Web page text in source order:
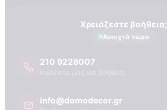
Τεχνογνωσια
Χρειάζεστε βοήθεια;
Ανοιχτά τώρα
210 9228007
info@domodecor.gr